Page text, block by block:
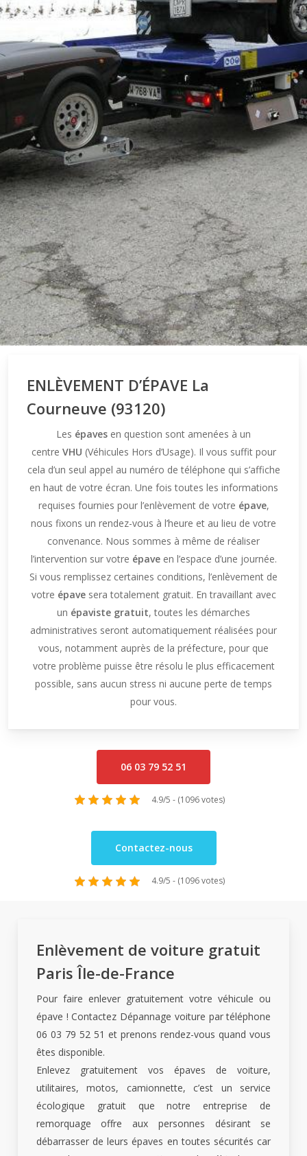
ENLÈVEMENT D’ÉPAVE La
Courneuve (93120)
Les épaves en question sont amenées à un
centre VHU (Véhicules Hors d’Usage). Il vous suffit pour
cela d’un seul appel au numéro de téléphone qui s’affiche
en haut de votre écran. Une fois toutes les informations
requises fournies pour l’enlèvement de votre épave,
nous fixons un rendez-vous à l’heure et au lieu de votre
convenance. Nous sommes à même de réaliser
l’intervention sur votre épaveen l’espace d’une journée.
Si vous remplissez certaines conditions, l’enlèvement de
votre épavesera totalement gratuit. En travaillant avec
un épaviste gratuit, toutes les démarches
administratives seront automatiquement réalisées pour
vous, notamment auprès de la préfecture, pour que
votre problème puisse être résolu le plus efficacement
possible, sans aucun stress ni aucune perte de temps
pour vous.
06 03 79 52 51
4.9/5 - (1096 votes)
Contactez-nous
4.9/5 - (1096 votes)
Enlèvement de voiture gratuit
Paris Île-de-France
Pour faire enlever gratuitement votre véhicule ou
épave ! Contactez Dépannage voiture par téléphone
06 03 79 52 51 et prenons rendez-vous quand vous
êtes disponible.
Enlevez gratuitement vos épaves de voiture,
utilitaires, motos, camionnette, c’est un service
écologique gratuit que notre entreprise de
remorquage offre aux personnes désirant se
débarrasser de leurs épaves en toutes sécurités car